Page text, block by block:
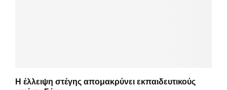
Η έλλειψη στέγης απομακρύνει εκπαιδευτικούς